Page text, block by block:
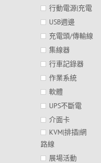
行動電源|充電
USB週邊
充電頭/傳輸線
集線器
行車記錄器
作業系統
軟體
UPS不斷電
介面卡
KVM|排插|網
路線
展場活動